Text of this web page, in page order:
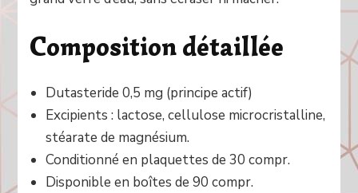
Composition détaillée
Dutasteride 0,5 mg (principe actif)
Excipients : lactose, cellulose microcristalline,
stéarate de magnésium.
Conditionné en plaquettes de 30 compr.
Disponible en boîtes de 90 compr.